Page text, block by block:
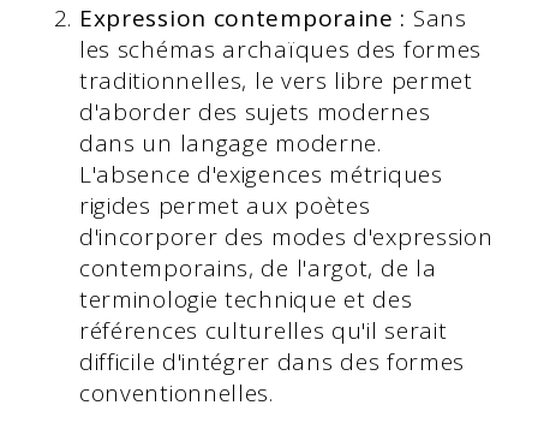
Expression contemporaine : Sans
les schémas archaïques des formes
traditionnelles, le vers libre permet
d'aborder des sujets modernes
dans un langage moderne.
L'absence d'exigences métriques
rigides permet aux poètes
d'incorporer des modes d'expression
contemporains, de l'argot, de la
terminologie technique et des
références culturelles qu'il serait
difficile d'intégrer dans des formes
conventionnelles.